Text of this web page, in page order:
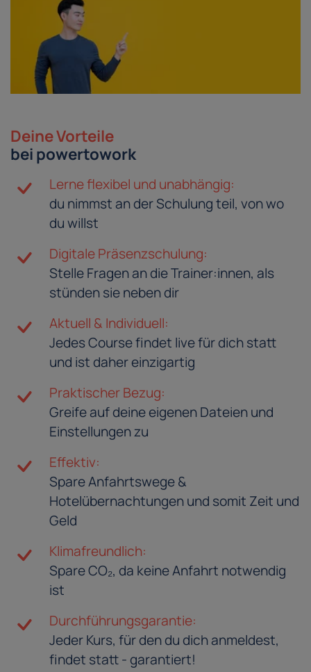
Deine Vorteile
bei powertowork
Lerne flexibel und unabhängig:
du nimmst an der Schulung teil, von wo
du willst
Digitale Präsenzschulung:
Stelle Fragen an die Trainer:innen, als
stünden sie neben dir
Aktuell & Individuell:
Jedes Course findet live für dich statt
und ist daher einzigartig
Praktischer Bezug:
Greife auf deine eigenen Dateien und
Einstellungen zu
Effektiv:
Spare Anfahrtswege &
Hotelübernachtungen und somit Zeit und
Geld
Klimafreundlich:
Spare CO₂, da keine Anfahrt notwendig
ist
Durchführungsgarantie:
Jeder Kurs, für den du dich anmeldest,
findet statt - garantiert!